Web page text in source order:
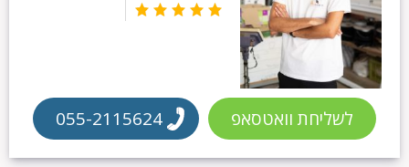
לשליחת וואטסאפ 055-2115624